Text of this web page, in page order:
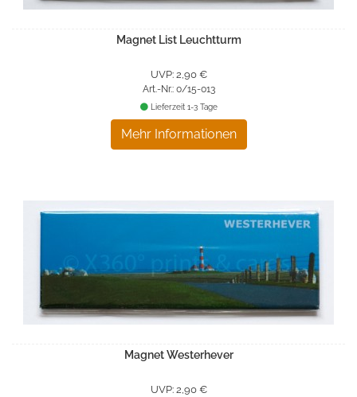
Magnet List Leuchtturm
UVP: 2,90 €
Art.-Nr.: 0/15-013
Mehr Informationen
Lieferzeit 1-3 Tage
Magnet Westerhever
UVP: 2,90 €